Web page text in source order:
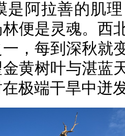
是阿拉善的肌
便是灵魂。西
，每到深秋就
黄树叶与湛蓝
极端干旱中迸